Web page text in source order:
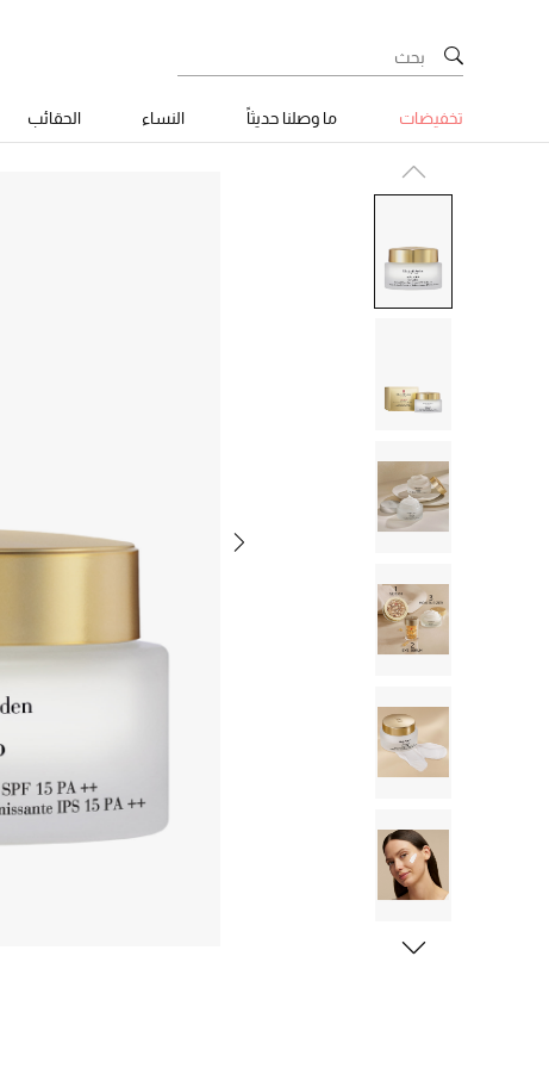
تخفيضات ما وصلنا حديثاً النساء الحقائب